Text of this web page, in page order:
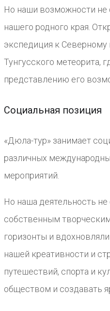
Но наши возможности не
нашего родного края.
экспедиция к Северному
Тунгусского метеорита,
представлению его
Социальная позиция
«Дюла-тур» занимает
различных
мероприятий.
Но наша деятельность
собственным
горизонты и
нашей креативности и
путешествий, спорта и
обществом и создавать